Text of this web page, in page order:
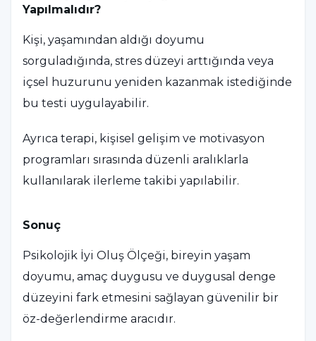
Yapılmalıdır?
Kişi, yaşamından aldığı doyumu
sorguladığında, stres düzeyi arttığında veya
içsel huzurunu yeniden kazanmak istediğinde
bu testi uygulayabilir.
Ayrıca terapi, kişisel gelişim ve motivasyon
programları sırasında düzenli aralıklarla
kullanılarak ilerleme takibi yapılabilir.
Sonuç
Psikolojik İyi Oluş Ölçeği, bireyin yaşam
doyumu, amaç duygusu ve duygusal denge
düzeyini fark etmesini sağlayan güvenilir bir
öz-değerlendirme aracıdır.